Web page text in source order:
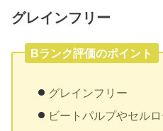
グレインフリー
Bランク評価のポイント
グレインフリー
ビートパルプやセル